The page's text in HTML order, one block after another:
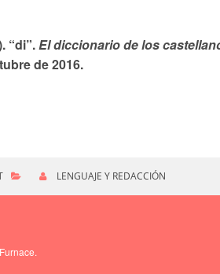
“di”.El diccionario de los
de 2016.
LENGUAJE Y REDACCIÓN
.